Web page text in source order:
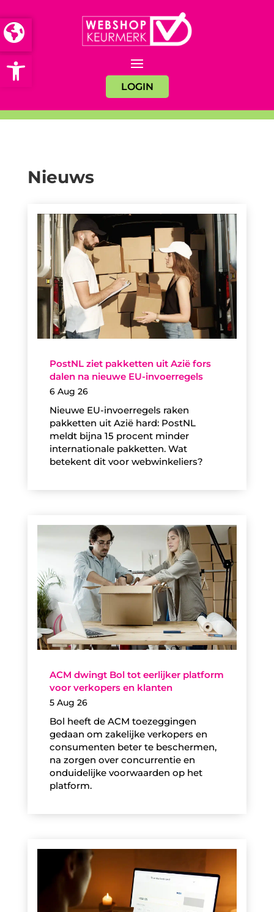
Open toolbar
LOGIN
Nieuws
PostNL ziet pakketten uit Azië fors
dalen na nieuwe EU-invoerregels
6 Aug 26
Nieuwe EU-invoerregels raken
pakketten uit Azië hard: PostNL
meldt bijna 15 procent minder
internationale pakketten. Wat
betekent dit voor webwinkeliers?
ACM dwingt Bol tot eerlijker platform
voor verkopers en klanten
5 Aug 26
Bol heeft de ACM toezeggingen
gedaan om zakelijke verkopers en
consumenten beter te beschermen,
na zorgen over concurrentie en
onduidelijke voorwaarden op het
platform.